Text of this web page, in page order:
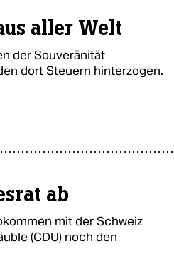
aller Welt
der Souveränität
dort Steuern hinterzogen.
ab
mit der Schweiz
(CDU) noch den